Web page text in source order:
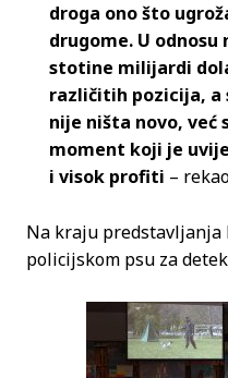
droga ono što
drugome. U
stotine milijardi
različitih pozicija, a
nije ništa novo,
moment koji je
i visok profiti –
Na kraju predstavljanja
policijskom psu za